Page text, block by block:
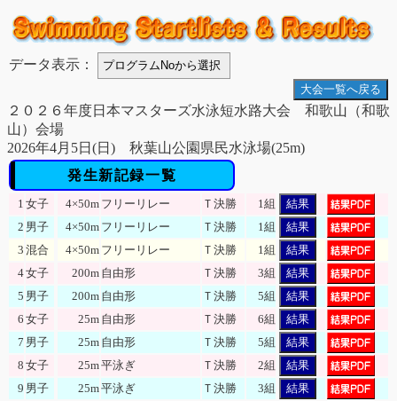
データ表示：
大会一覧へ戻る
２０２６年度日本マスターズ水泳短水路大会 和歌山（和歌
山）会場
2026年4月5日(日) 秋葉山公園県民水泳場(25m)
発生新記録一覧
1 女子 4×50m フリーリレー Ｔ決勝 1組
結果
2 男子 4×50m フリーリレー Ｔ決勝 1組
結果
3 混合 4×50m フリーリレー Ｔ決勝 1組
結果
4女子 200m 自由形 Ｔ決勝 3組
結果
5 男子 200m 自由形 Ｔ決勝 5組
結果
6 女子 25m 自由形 Ｔ決勝 6組
結果
7 男子 25m 自由形 Ｔ決勝 5組
結果
8 女子 25m平泳ぎ Ｔ決勝 2組
結果
9 男子 25m平泳ぎ Ｔ決勝 3組
結果